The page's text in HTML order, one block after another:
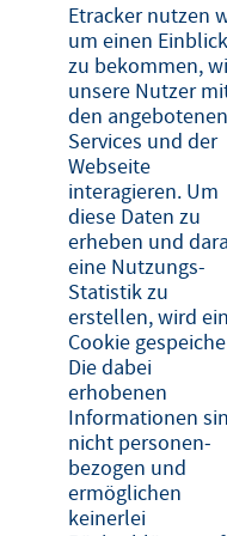
Etracker nutzen
um einen Einblick
zu bekommen,
unsere Nutzer
den angebotenen
Services und der
Webseite
interagieren. Um
diese Daten zu
erheben und
eine Nutzungs-
Statistik zu
erstellen, wird
Cookie
Die dabei
erhobenen
Informationen
nicht personen­
bezogen und
ermöglichen
keinerlei